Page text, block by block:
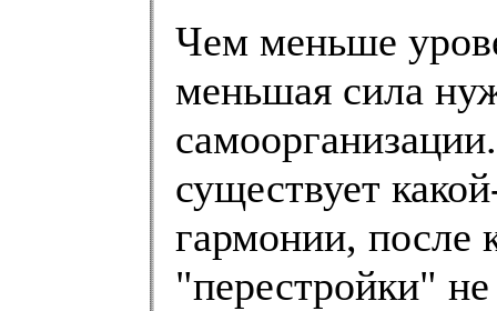
Чем меньше
меньшая сила
существует
гармонии, после
"перестройки"